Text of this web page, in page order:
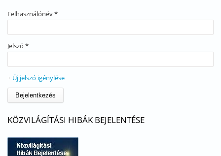
Felhasználónév*
Jelszó *
Új jelszó igénylése
KÖZVILÁGÍTÁSI HIBÁK BEJELENTÉSE